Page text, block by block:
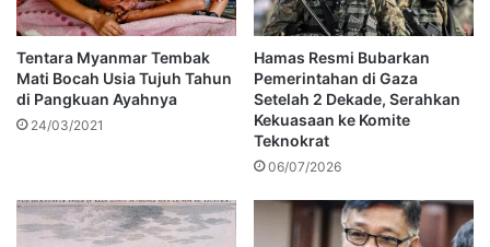
Tentara Myanmar Tembak
Mati Bocah Usia Tujuh Tahun
di Pangkuan Ayahnya
24/03/2021
Hamas Resmi Bubarkan
Pemerintahan di Gaza
Setelah 2 Dekade, Serahkan
Kekuasaan ke Komite
Teknokrat
06/07/2026